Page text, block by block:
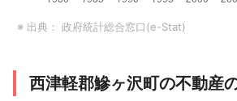
※ 出典： 政府統計総合窓口(e-Stat)
西津軽郡鰺ヶ沢町の不動産